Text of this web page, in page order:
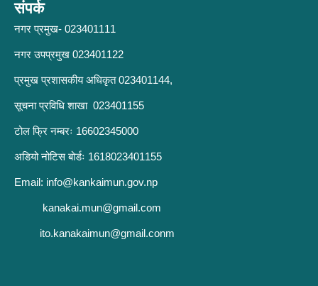
संपर्क
नगर प्रमुख- 023401111
नगर उपप्रमुख 023401122
प्रमुख प्रशासकीय अधिकृत 023401144,
सूचना प्रविधि शाखा 023401155
टोल फ्रि नम्बरः 16602345000
अडियो नोटिस बोर्डः 1618023401155
Email: info@kankaimun.gov.np
kanakai.mun@gmail.com
ito.kanakaimun@gmail.conm